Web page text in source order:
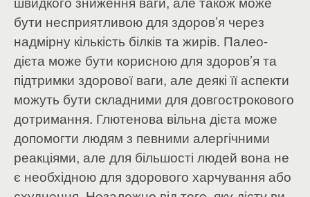
бути несприятливою для здоров’я через
надмірну кількість білків та жирів. Палео-
дієта може бути корисною для здоров’я та
підтримки здорової ваги, але деякі її аспекти
можуть бути складними для довгострокового
дотримання. Глютенова вільна дієта може
допомогти людям з певними алергічними
реакціями, але для більшості людей вона не
є необхідною для здорового харчування або